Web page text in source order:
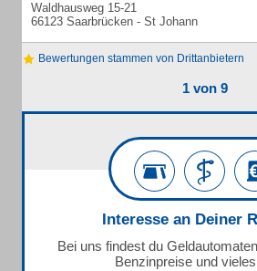
Waldhausweg 15-21
66123 Saarbrücken - St Johann
Bewertungen stammen von Drittanbietern
1 von 9
Interesse an Deiner
Bei uns findest du
Benzinpreise und